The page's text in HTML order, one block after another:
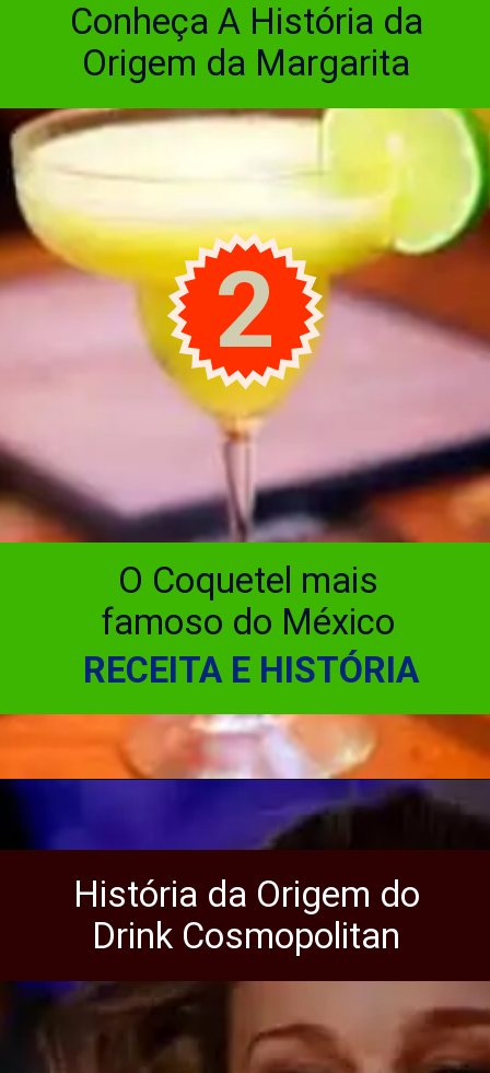
Conheça A História da
Origem da Margarita
O Coquetel mais
famoso do México
RECEITA E HISTÓRIA
2
História da Origem do
Drink Cosmopolitan